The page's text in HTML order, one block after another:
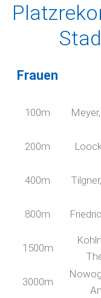
Frauen
100m
200m
400m
800m
1500m
3000m